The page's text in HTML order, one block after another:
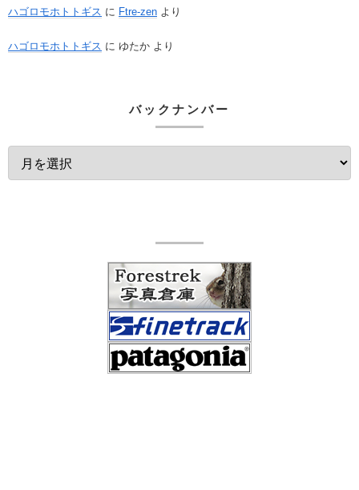
ハゴロモホトトギス に Ftre-zen より
ハゴロモホトトギス に ゆたか より
バックナンバー